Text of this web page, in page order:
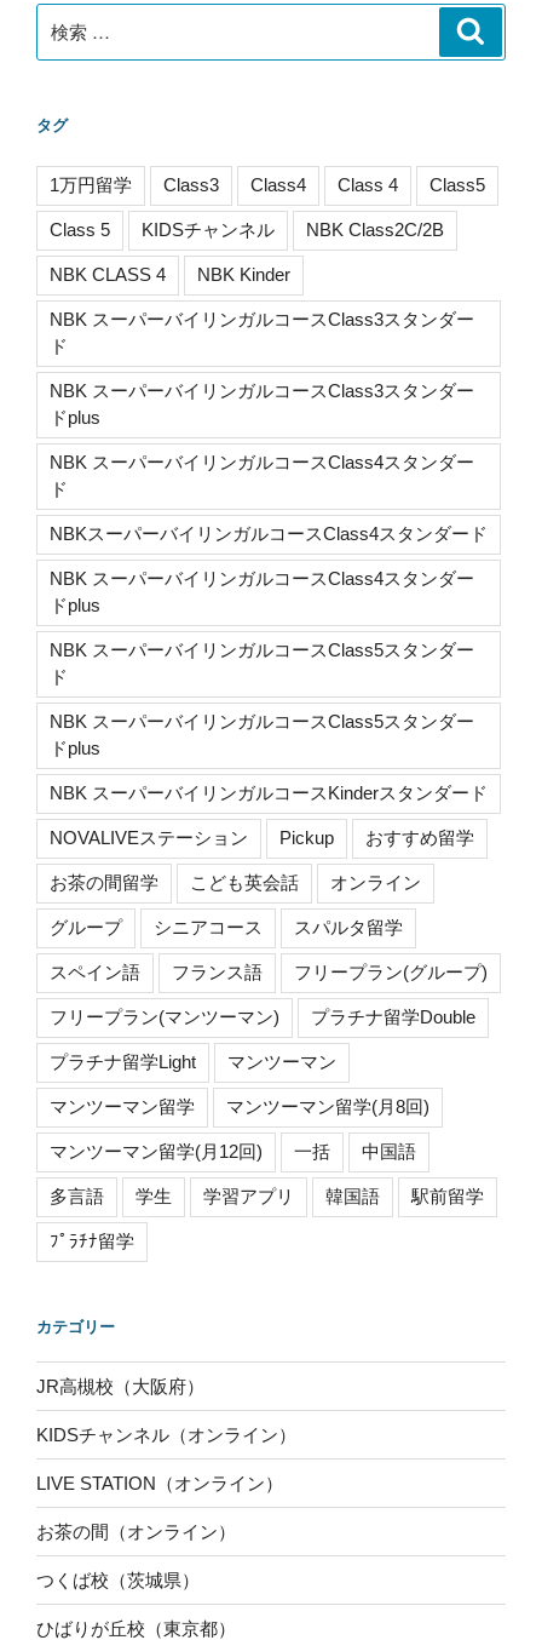
ン
索:
タグ
1万円留学 Class3 Class4 Class 4 Class5
Class 5 KIDSチャンネル NBK Class2C/2B
NBK CLASS 4 NBK Kinder
NBK スーパーバイリンガルコースClass3スタンダー
ド
NBK スーパーバイリンガルコースClass3スタンダー
ドplus
NBK スーパーバイリンガルコースClass4スタンダー
ド
NBKスーパーバイリンガルコースClass4スタンダード
NBK スーパーバイリンガルコースClass4スタンダー
ドplus
NBK スーパーバイリンガルコースClass5スタンダー
ド
NBK スーパーバイリンガルコースClass5スタンダー
ドplus
NBK スーパーバイリンガルコースKinderスタンダード
NOVALIVEステーション Pickup おすすめ留学
お茶の間留学 こども英会話 オンライン
グループ シニアコース スパルタ留学
スペイン語 フランス語 フリープラン(グループ)
フリープラン(マンツーマン) プラチナ留学Double
プラチナ留学Light マンツーマン
マンツーマン留学 マンツーマン留学(月8回)
マンツーマン留学(月12回) 一括 中国語
多言語 学生 学習アプリ 韓国語 駅前留学
ﾌﾟﾗﾁﾅ留学
カテゴリー
JR高槻校（大阪府）
KIDSチャンネル（オンライン）
LIVE STATION（オンライン）
お茶の間（オンライン）
つくば校（茨城県）
ひばりが丘校（東京都）